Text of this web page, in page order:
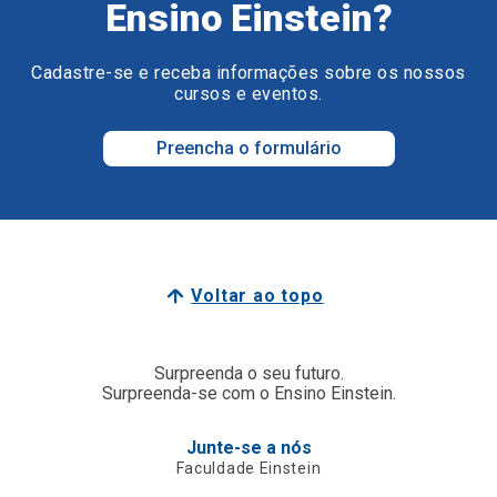
Ensino Einstein?
Cadastre-se e receba informações sobre os nossos
cursos e eventos.
Preencha o formulário
Voltar ao topo
Surpreenda o seu futuro.
Surpreenda-se com o Ensino Einstein.
Junte-se a nós
Faculdade Einstein